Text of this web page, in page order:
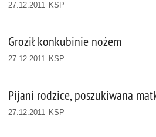
27.12.2011 KSP
Groził konkubinie nożem
27.12.2011 KSP
Pijani rodzice, poszukiwana
27.12.2011 KSP